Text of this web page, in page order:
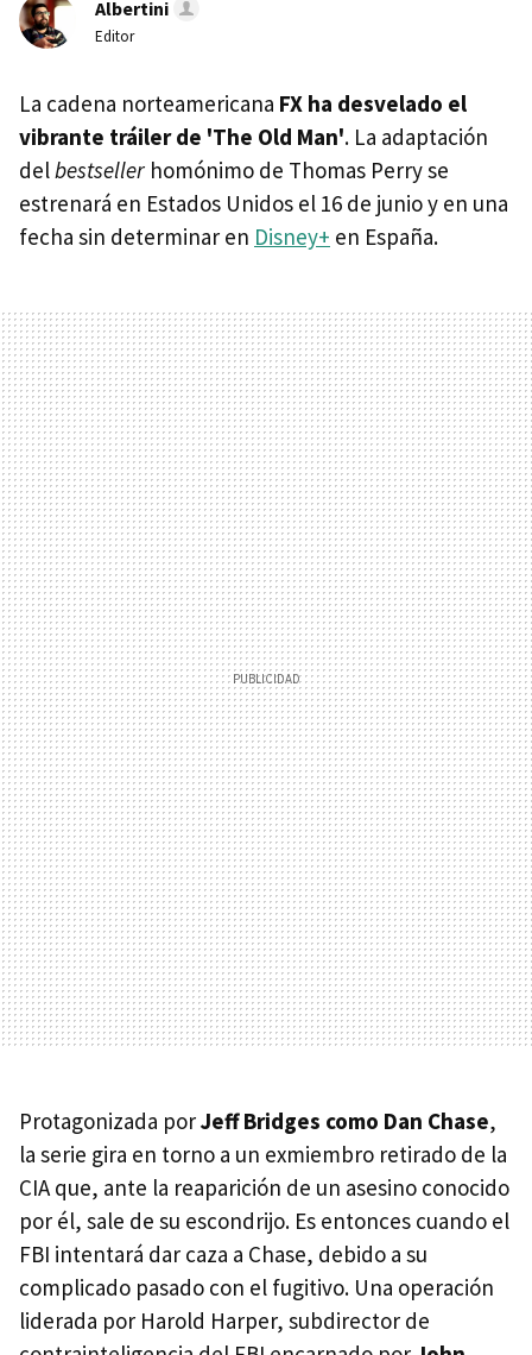
Albertini
Editor
La cadena norteamericana FX ha desvelado el
vibrante tráiler de 'The Old Man'. La adaptación
delbestseller homónimo de Thomas Perry se
estrenará en Estados Unidos el 16 de junio y en una
fecha sin determinar en Disney+ en España.
Protagonizada porJeff Bridges como Dan Chase,
la serie gira en torno a un exmiembro retirado de la
CIA que, ante la reaparición de un asesino conocido
por él, sale de su escondrijo. Es entonces cuando el
FBI intentará dar caza a Chase, debido a su
complicado pasado con el fugitivo. Una operación
liderada por Harold Harper, subdirector de